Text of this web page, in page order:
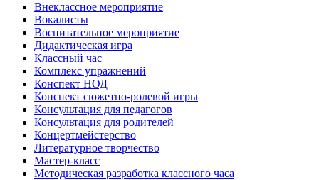
Внеклассное мероприятие
Вокалисты
Воспитательное мероприятие
Дидактическая игра
Классный час
Комплекс упражнений
Конспект НОД
Конспект сюжетно-ролевой игры
Консультация для педагогов
Консультация для родителей
Концертмейстерство
Литературное творчество
Мастер-класс
Методическая разработка классного часа